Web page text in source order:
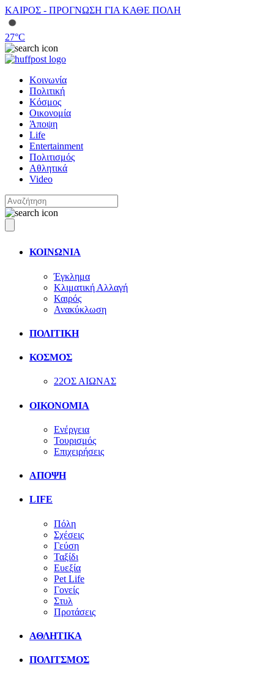
ΚΑΙΡΟΣ - ΠΡΟΓΝΩΣΗ ΓΙΑ ΚΑΘΕ ΠΟΛΗ
27°C
Κοινωνία
Πολιτική
Κόσμος
Οικονομία
Άποψη
Life
Entertainment
Πολιτισμός
Αθλητικά
Video
ΚΟΙΝΩΝΙΑ
Έγκλημα
Κλιματική Αλλαγή
Καιρός
Ανακύκλωση
ΠΟΛΙΤΙΚΗ
ΚΟΣΜΟΣ
22ΟΣ ΑΙΩΝΑΣ
ΟΙΚΟΝΟΜΙΑ
Ενέργεια
Τουρισμός
Επιχειρήσεις
ΑΠΟΨΗ
LIFE
Πόλη
Σχέσεις
Γεύση
Ταξίδι
Ευεξία
Pet Life
Γονείς
Στυλ
Προτάσεις
ΑΘΛΗΤΙΚΑ
ΠΟΛΙΤΣΜΟΣ